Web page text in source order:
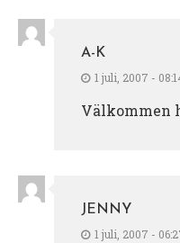
A-K
1 juli, 2007 -
Välkommen
JENNY
1 juli, 2007 -